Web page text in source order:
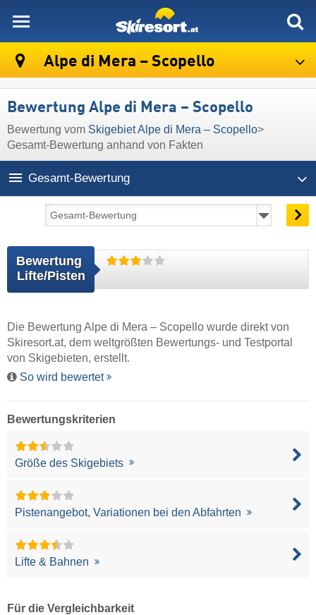
Alpe di Mera – Scopello
Bewertung Alpe di Mera – Scopello
Bewertung vom Skigebiet Alpe di Mera – Scopello>
Gesamt-Bewertung anhand von Fakten
Gesamt-Bewertung
Bewertung
Lifte/Pisten
Die Bewertung Alpe di Mera – Scopello wurde direkt von
Skiresort.at, dem weltgrößten Bewertungs- und Testportal
von Skigebieten, erstellt.
So wird bewertet
Bewertungskriterien
Größe des Skigebiets
Pistenangebot, Variationen bei den Abfahrten
Lifte & Bahnen
Für die Vergleichbarkeit